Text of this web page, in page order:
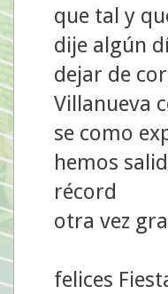
que tal y
dije algún
dejar de
Villanueva
se como
hemos
récord
otra vez
felices